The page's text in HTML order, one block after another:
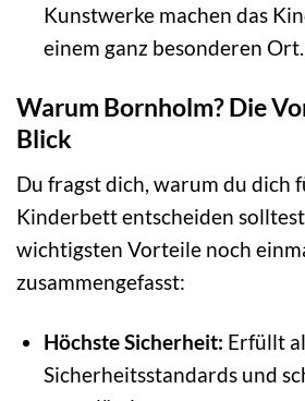
Kunstwerke machen das
einem ganz besonderen Ort.
Warum Bornholm? Die
Blick
Du fragst dich, warum du dich
Kinderbett entscheiden
wichtigsten Vorteile noch
zusammengefasst:
Höchste Sicherheit: Erfüllt
Sicherheitsstandards und